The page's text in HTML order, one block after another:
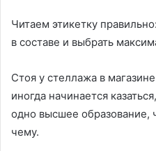
Читаем этикетку
в составе и выбрать
Стоя у стеллажа в
иногда начинается
одно высшее образование,
чему.